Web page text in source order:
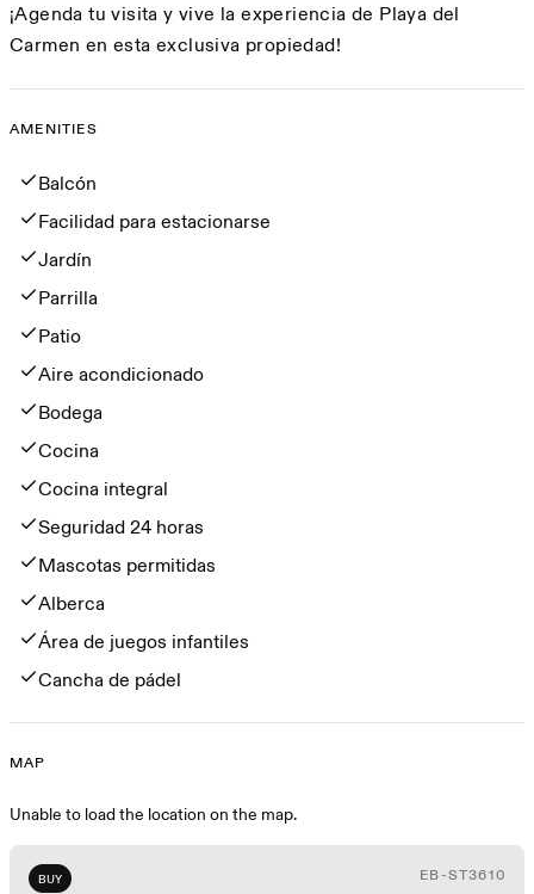
¡Agenda tu visita y vive la experiencia de Playa del
Carmen en esta exclusiva propiedad!
Amenities
AMENITIES
Balcón
Facilidad para estacionarse
Jardín
Parrilla
Patio
Aire acondicionado
Bodega
Cocina
Cocina integral
Seguridad 24 horas
Mascotas permitidas
Alberca
Área de juegos infantiles
Cancha de pádel
Map
MAP
Unable to load the location on the map.
BUY EB-ST3610